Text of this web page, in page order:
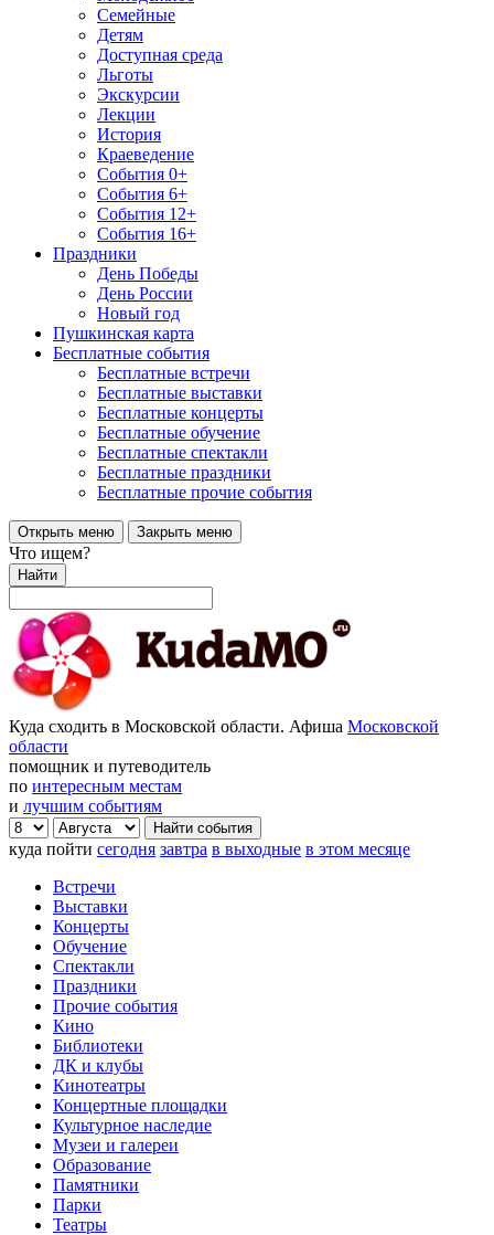
Семейные
Детям
Доступная среда
Льготы
Экскурсии
Лекции
История
Краеведение
События 0+
События 6+
События 12+
События 16+
Праздники
День Победы
День России
Новый год
Пушкинская карта
Бесплатные события
Бесплатные встречи
Бесплатные выставки
Бесплатные концерты
Бесплатные обучение
Бесплатные спектакли
Бесплатные праздники
Бесплатные прочие события
Открыть меню Закрыть меню
Что ищем?
Найти
Куда сходить в Московской области. Афиша Московской
области
помощник и путеводитель
по интересным местам
и лучшим событиям
куда пойти сегодня завтра в выходные в этом месяце
Встречи
Выставки
Концерты
Обучение
Спектакли
Праздники
Прочие события
Кино
Библиотеки
ДК и клубы
Кинотеатры
Концертные площадки
Культурное наследие
Музеи и галереи
Образование
Памятники
Парки
Театры